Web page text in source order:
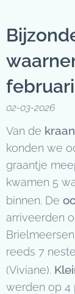
02-03-2026
Van de
konden we
graantje
kwamen 5
binnen. De
arriveerden
reeds 7
(Viviane).
werden op 4